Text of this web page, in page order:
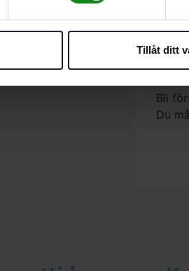
Tillåt ditt
Det
Bli
Du